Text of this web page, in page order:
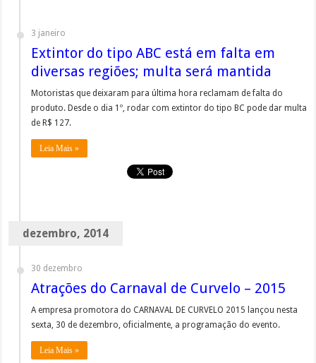
3 janeiro
Extintor do tipo ABC está em falta em
diversas regiões; multa será mantida
Motoristas que deixaram para última hora reclamam de falta do
produto. Desde o dia 1º, rodar com extintor do tipo BC pode dar multa
de R$ 127.
Leia Mais »
dezembro, 2014
30 dezembro
Atrações do Carnaval de Curvelo – 2015
A empresa promotora do CARNAVAL DE CURVELO 2015 lançou nesta
sexta, 30 de dezembro, oficialmente, a programação do evento.
Leia Mais »